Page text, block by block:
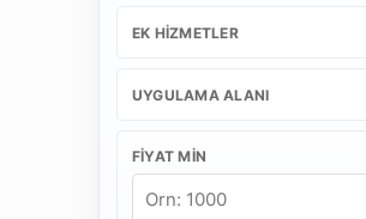
EK HIZMETLER
UYGULAMA ALANI
FIYAT MIN